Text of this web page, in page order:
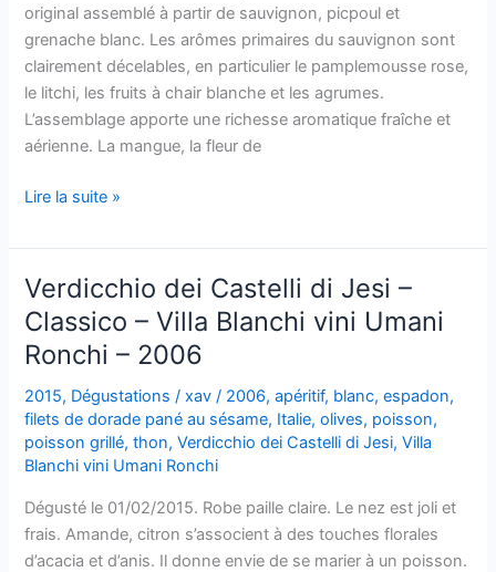
original assemblé à partir de sauvignon, picpoul et
grenache blanc. Les arômes primaires du sauvignon sont
clairement décelables, en particulier le pamplemousse rose,
le litchi, les fruits à chair blanche et les agrumes.
L’assemblage apporte une richesse aromatique fraîche et
aérienne. La mangue, la fleur de
Vin
France
–
Le
Petit
Xavier
Xavier
Vignon
Lire la suite »
Verdicchio dei Castelli di Jesi –
Classico – Villa Blanchi vini Umani
Ronchi – 2006
2015, Dégustations /xav/ 2006,apéritif, blanc,espadon,
filets de dorade pané au sésame, Italie,olives, poisson,
poisson grillé,thon,Verdicchio dei Castelli di Jesi,Villa
Blanchi vini Umani Ronchi
Dégusté le 01/02/2015. Robe paille claire. Le nez est joli et
frais. Amande, citron s’associent à des touches florales
d’acacia et d’anis. Il donne envie de se marier à un poisson.